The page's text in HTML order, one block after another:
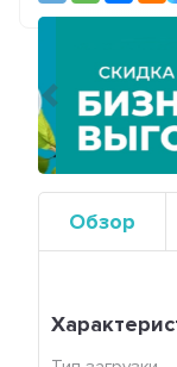
Предыдущий
Обзор